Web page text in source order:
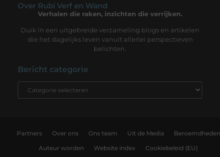
Over Rubi Verf en Wand
Verhalen die raken, inzichten die verrijken.
Duik in een uitgebreide verzameling blogs en artikelen
die het dagelijks leven vanuit allerlei perspectieven
belichten.
Bericht categorie
Partners Over ons Ons team Uit de Media Beroemdheden
Auteur worden Website index Cookiebeleid (EU)